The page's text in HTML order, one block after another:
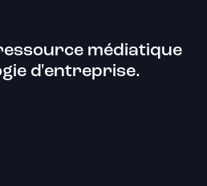
médiatique
d'entreprise.